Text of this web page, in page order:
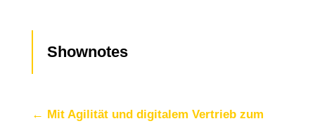
Shownotes
← Mit Agilität und digitalem Vertrieb zum